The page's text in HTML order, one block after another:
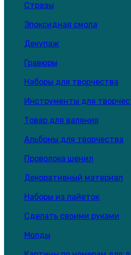
Стразы
Эпоксидная смола
Декупаж
Гравюры
Наборы для творчества
Инструменты для
Товар для валяния
Альбомы для творчества
Проволока шенил
Декоративный материал
Наборы из пайеток
Сделать своими руками
Молды